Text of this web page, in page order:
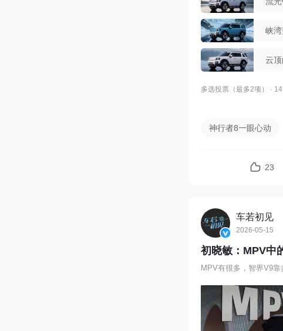
峡
云
多选投票（最多2项） ·
神行者8一眼心动
23
车若初见
2026-05-15
初晓敏：MPV中